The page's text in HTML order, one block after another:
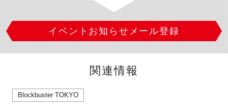
イベントお知らせメール登録
関連情報
Blockbuster TOKYO